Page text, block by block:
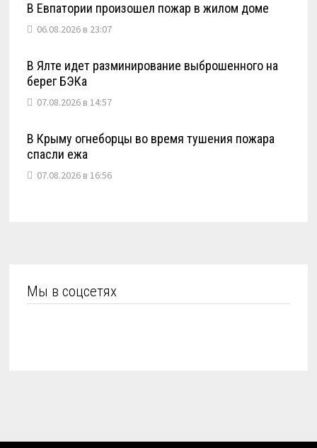
В Евпатории произошел пожар в жилом доме
06.08.2026 в 23:07
В Ялте идет разминирование выброшенного на
берег БЭКа
07.08.2026 в 14:57
В Крыму огнеборцы во время тушения пожара
спасли ежа
07.08.2026 в 16:56
Мы в соцсетях